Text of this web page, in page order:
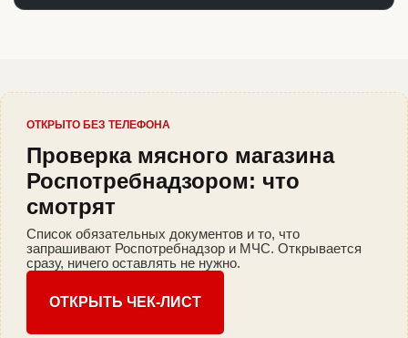
ОТКРЫТО БЕЗ ТЕЛЕФОНА
Проверка мясного магазина
Роспотребнадзором: что
смотрят
Список обязательных документов и то, что
запрашивают Роспотребнадзор и МЧС. Открывается
сразу, ничего оставлять не нужно.
ОТКРЫТЬ ЧЕК-ЛИСТ